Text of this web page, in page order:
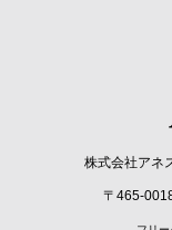
株式会社アネ
〒465-